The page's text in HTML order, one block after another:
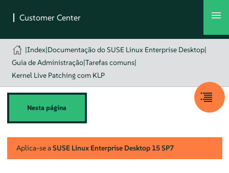
|Index|Documentação do SUSE Linux Enterprise Desktop|
Guia de Administração|Tarefas comuns|
Kernel Live Patching com KLP
Nesta página
Aplica-se aSUSE Linux Enterprise Desktop 15 SP7